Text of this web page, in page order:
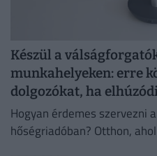
Készül a
munkahelyeken: erre
dolgozókat, ha
Hogyan érdemes szervezni
hőségriadóban? Otthon,